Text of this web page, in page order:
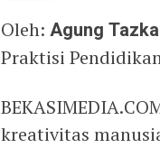
Oleh: Agung Tazka
Praktisi
kreativitas